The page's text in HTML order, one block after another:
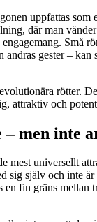
uppfattas som
där man
Små
andras gester – kan
rötter.
attraktiv och
men inte
mest universellt
sig själv och inte är
en fin gräns mellan